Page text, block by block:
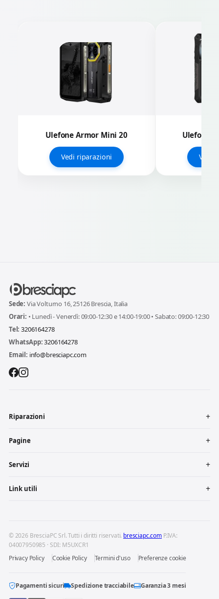
Ulefone Armor Mini 20
Vedi riparazioni
Ulefone
Vedi
Sede: Via Volturno 16, 25126 Brescia, Italia
Orari: • Lunedì - Venerdì: 09:00-12:30 e 14:00-19:00 • Sabato: 09:00-12:30
Tel: 3206164278
WhatsApp:3206164278
Email: info@bresciapc.com
Riparazioni
Pagine
Servizi
Link utili
© 2026 BresciaPC Srl. Tutti i diritti riservati. bresciapc.com P.IVA:
04007950985 · SDI: M5UXCR1
Privacy Policy
Cookie Policy Termini d'uso Preferenze cookie
Pagamenti sicuri Spedizione tracciabile Garanzia 3 mesi